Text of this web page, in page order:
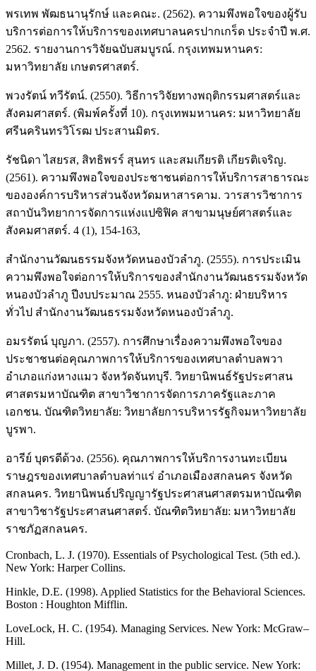
พรเทพ พัฒธนานุรักษ์ และคณะ. (2562). ความพึงพอใจของผู้รับ
บริการต่อการให้บริการของเทศบาลนครปากเกร็ด ประจําปี พ.ศ.
2562. รายงานการวิจัยฉบับสมบูรณ์. กรุงเทพมหานคร:
มหาวิทยาลัย เกษตรศาสตร์.
พวงรัตน์ ทวีรัตน์. (2550). วิธีการวิจัยทางพฤติกรรมศาสตร์และ
สังคมศาสตร์. (พิมพ์ครั้งที่ 10). กรุงเทพมหานคร: มหาวิทยาลัย
ศรีนครินทรวิโรฒ ประสานมิตร.
รัชนิดา ไสยรส, สิทธิพรร์ สุนทร และสมเกียรติ เกียรติเจริญ.
(2561). ความพึงพอใจของประชาชนต่อการให้บริการสาธารณะ
ขององค์การบริหารส่วนจังหวัดมหาสารคาม. วารสารวิชาการ
สถาบันวิทยาการจัดการแห่งแปซิฟิค สาขามนุษย์ศาสตร์และ
สังคมศาสตร์. 4 (1), 154-163,
สำนักงานวัฒนธรรมจังหวัดหนองบัวลำภู. (2555). การประเมิน
ความพึงพอใจต่อการให้บริการของสำนักงานวัฒนธรรมจังหวัด
หนองบัวลำภู ปีงบประมาณ 2555. หนองบัวลำภู: ฝ่ายบริหาร
ทั่วไป สำนักงานวัฒนธรรมจังหวัดหนองบัวลำภู.
อมรรัตน์ บุญภา. (2557). การศึกษาเรื่องความพึงพอใจของ
ประชาชนต่อคุณภาพการให้บริการของเทศบาลตําบลพวา
อําเภอแก่งหางแมว จังหวัดจันทบุรี. วิทยานิพนธ์รัฐประศาสน
ศาสตรมหาบัณฑิต สาขาวิชาการจัดการภาครัฐและภาค
เอกชน. บัณฑิตวิทยาลัย: วิทยาลัยการบริหารรัฐกิจมหาวิทยาลัย
บูรพา.
อารีย์ บุตรดีด้วง. (2556). คุณภาพการให้บริการงานทะเบียน
ราษฎรของเทศบาลตำบลท่าแร่ อำเภอเมืองสกลนคร จังหวัด
สกลนคร. วิทยานิพนธ์ปริญญารัฐประศาสนศาสตรมหาบัณฑิต
สาขาวิชารัฐประศาสนศาสตร์. บัณฑิตวิทยาลัย: มหาวิทยาลัย
ราชภัฏสกลนคร.
Cronbach, L. J. (1970). Essentials of Psychological Test. (5th ed.).
New York: Harper Collins.
Hinkle, D.E. (1998). Applied Statistics for the Behavioral Sciences.
Boston : Houghton Mifflin.
LoveLock, H. C. (1954). Managing Services. New York: McGraw–
Hill.
Millet, J. D. (1954). Management in the public service. New York: